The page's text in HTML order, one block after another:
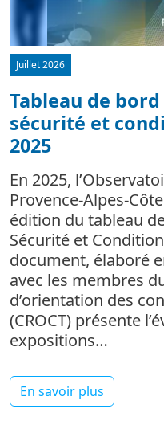
Juillet 2026
Tableau de
sécurité et
2025
En 2025,
Provence-Alpes-
édition du tableau
Sécurité et
document, élaboré
avec les membres
d’orientation des
(CROCT) présente
expositions…
En savoir plus